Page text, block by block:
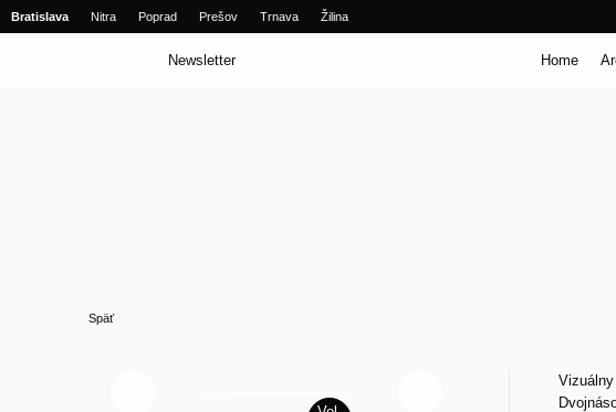
Bratislava Nitra Poprad Prešov Trnava Žilina
Newsletter Home
Späť